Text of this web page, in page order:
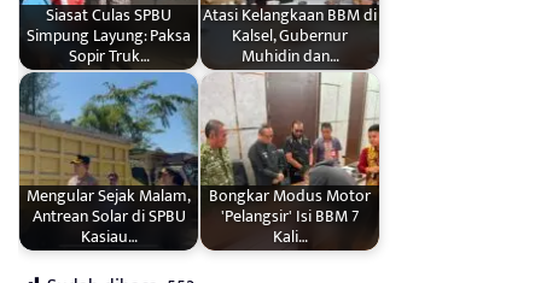
Siasat Culas SPBU
Simpung Layung: Paksa
Sopir Truk…
Atasi Kelangkaan BBM di
Kalsel, Gubernur
Muhidin dan…
Mengular Sejak Malam,
Antrean Solar di SPBU
Kasiau…
Bongkar Modus Motor
'Pelangsir' Isi BBM 7
Kali…